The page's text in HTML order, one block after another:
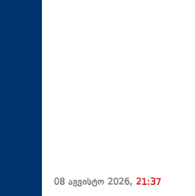
08 აგვისტო 2026, 21:37